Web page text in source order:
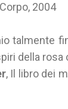
2004
talmente
della rosa
, Il libro dei